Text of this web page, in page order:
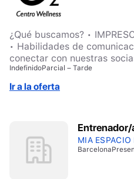
¿Qué buscamos? •
• Habilidades de
conectar con nuestras
Buena presencia e imagen y
por el deporte y el bienestar.
IndefinidoParcial – Tarde
Ir a la oferta
Entrenador/
MIA
Barcelona